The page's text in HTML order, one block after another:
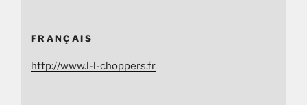
FRANÇAIS
http://www.l-l-choppers.fr